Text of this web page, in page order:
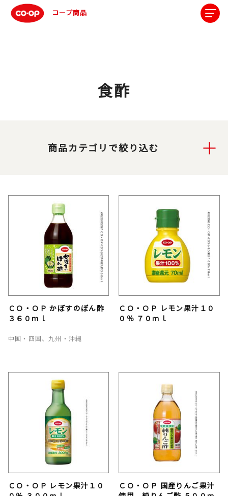
コープ商品
食酢
商品カテゴリで絞り込む
ＣＯ・ＯＰ かぼすのぽん酢
３６０ｍｌ
中国・四国、九州・沖縄
ＣＯ・ＯＰ レモン果汁１０
０％ ７０ｍｌ
ＣＯ・ＯＰ レモン果汁１０
ＣＯ・ＯＰ 国産りんご果汁